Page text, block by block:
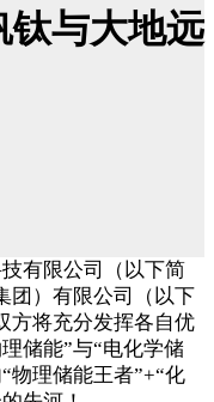
钛与大地远
有限公司（以下简
团）有限公司（以下
方将充分发挥各自优
储能”与“电化学储
物理储能王者”+“化